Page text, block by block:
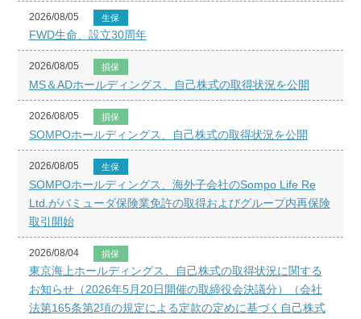
2026/08/05 生保
FWD生命、設立30周年
2026/08/05 損保
MS＆ADホールディングス、自己株式の取得状況を公開
2026/08/05 損保
SOMPOホールディングス、自己株式の取得状況を公開
2026/08/05 生保
SOMPOホールディングス、海外子会社のSompo Life Re
Ltd.がバミューダ保険業免許の取得およびグループ内再保険
取引開始
2026/08/04 損保
東京海上ホールディングス、自己株式の取得状況に関する
お知らせ（2026年5月20日開催の取締役会決議分）（会社
法第165条第2項の規定による定款の定めに基づく自己株式